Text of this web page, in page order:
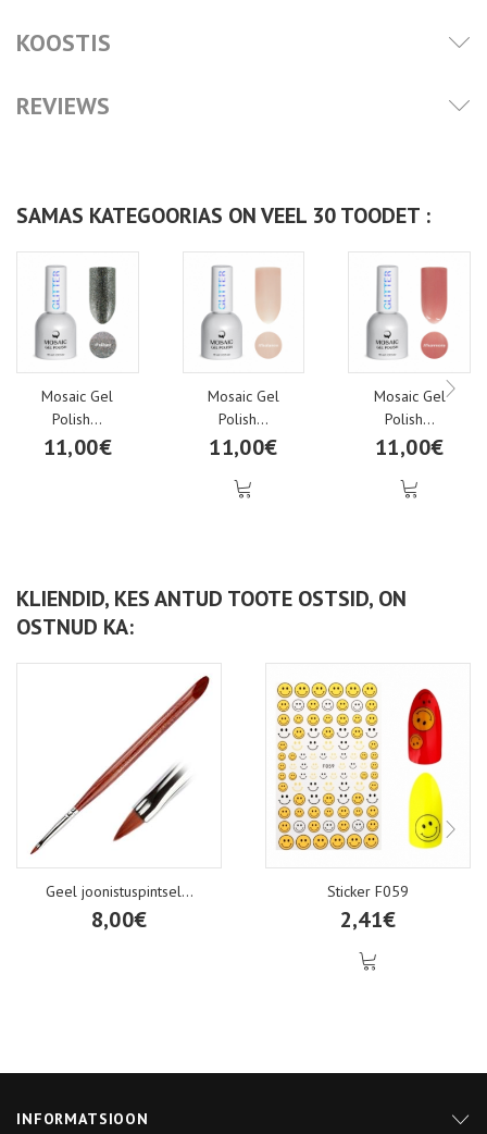
KOOSTIS
REVIEWS
SAMAS KATEGOORIAS ON VEEL 30 TOODET :
Mosaic Gel
Polish...
11,00€
Mosaic Gel
Polish...
11,00€
Mosaic Gel
Polish...
11,00€
KLIENDID, KES ANTUD TOOTE OSTSID, ON
OSTNUD KA:
Geel joonistuspintsel...
8,00€
Sticker F059
2,41€
INFORMATSIOON